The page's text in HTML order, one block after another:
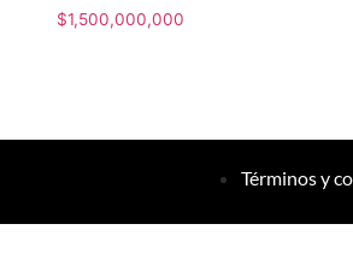
$1,500,000,000
Términos y